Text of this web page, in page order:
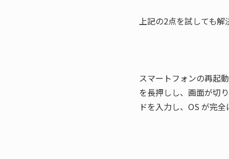
上記の2点を試しても
スマートフォンの再起
を長押しし、画面が切
ドを入力し、OS が完